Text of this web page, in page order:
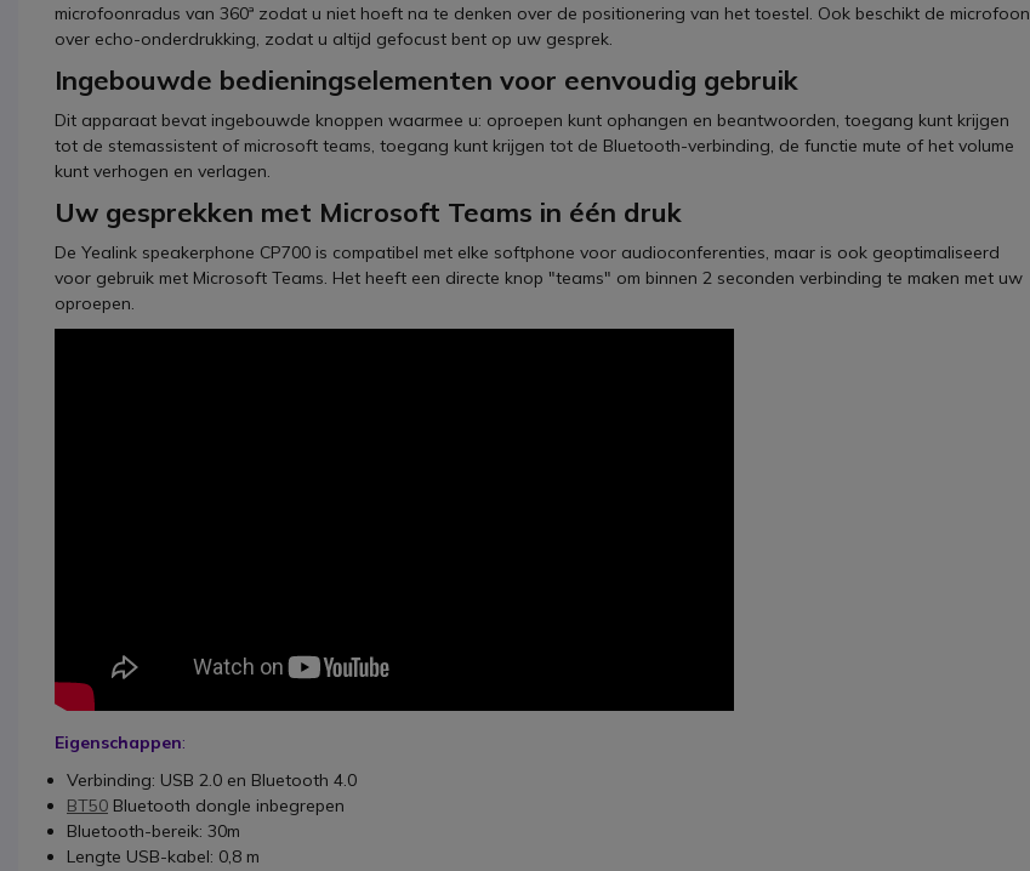
microfoonradus van 360ª zodat u niet hoeft na te denken over de positionering van het toestel. Ook beschikt de microfoon
over echo-onderdrukking, zodat u altijd gefocust bent op uw gesprek.
Ingebouwde bedieningselementen voor eenvoudig gebruik
Dit apparaat bevat ingebouwde knoppen waarmee u: oproepen kunt ophangen en beantwoorden, toegang kunt krijgen
tot de stemassistent of microsoft teams, toegang kunt krijgen tot de Bluetooth-verbinding, de functie mute of het volume
kunt verhogen en verlagen.
Uw gesprekken met Microsoft Teams in één druk
De Yealink speakerphone CP700 is compatibel met elke softphone voor audioconferenties, maar is ook geoptimaliseerd
voor gebruik met Microsoft Teams. Het heeft een directe knop "teams" om binnen 2 seconden verbinding te maken met uw
oproepen.
Eigenschappen:
Verbinding: USB 2.0 en Bluetooth 4.0
BT50 Bluetooth dongle inbegrepen
Bluetooth-bereik: 30m
Lengte USB-kabel: 0,8 m